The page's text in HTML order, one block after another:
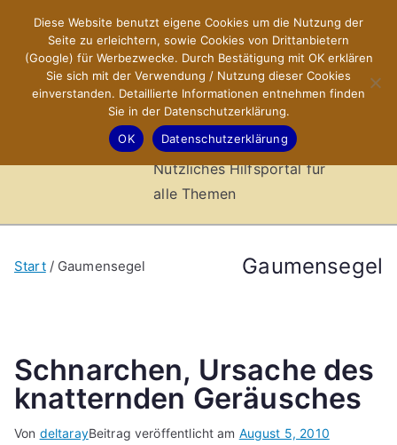
springen
X-Sites.de
–
Hilfsportal
Nützliches Hilfsportal für
alle Themen
Gaumensegel
Start Gaumensegel
Schnarchen, Ursache des
knatternden Geräusches
Von deltarayBeitrag veröffentlicht am August 5, 2010
Diese Website benutzt eigene Cookies um die Nutzung der
Seite zu erleichtern, sowie Cookies von Drittanbietern
(Google) für Werbezwecke. Durch Bestätigung mit OK erklären
Sie sich mit der Verwendung / Nutzung dieser Cookies
einverstanden. Detaillierte Informationen entnehmen finden
Sie in der Datenschutzerklärung.
OK
Datenschutzerklärung